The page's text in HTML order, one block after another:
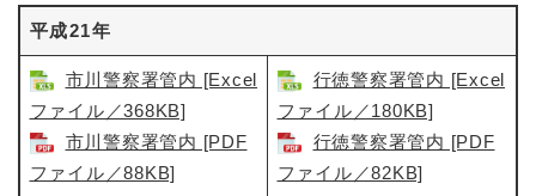
平成21年
市川警察署管内 [Excel
ファイル／368KB]
市川警察署管内 [PDF
ファイル／88KB]
行徳警察署管内 [Excel
ファイル／180KB]
行徳警察署管内​ [PDF
ファイル／82KB]